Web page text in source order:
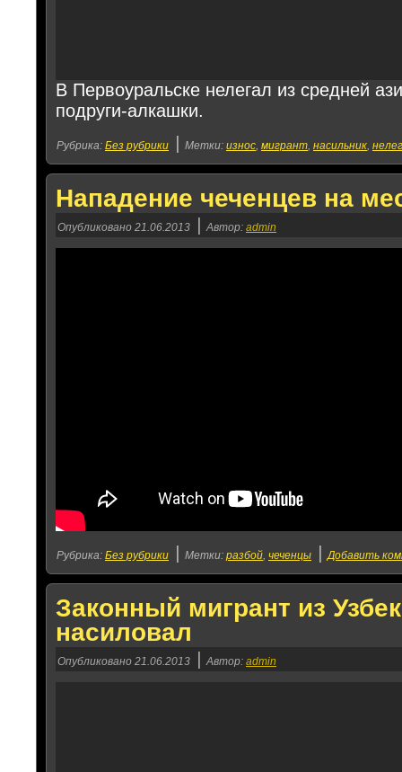
В Первоуральске нелегал из средней
подруги-алкашки.
Рубрика: Без рубрики Метки: износ, мигрант, насильник,
Нападение чеченцев на
Опубликовано 21.06.2013 Автор: admin
Рубрика: Без рубрики Метки: разбой, чеченцы Добавить
Законный мигрант из
насиловал
Опубликовано 21.06.2013 Автор: admin